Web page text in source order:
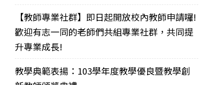
【教師專業社群】即日起開放校內教師申請囉!
歡迎有志一同的老師們共組專業社群，共同提
升專業成長!
教學典範表揚：103學年度教學優良暨教學創